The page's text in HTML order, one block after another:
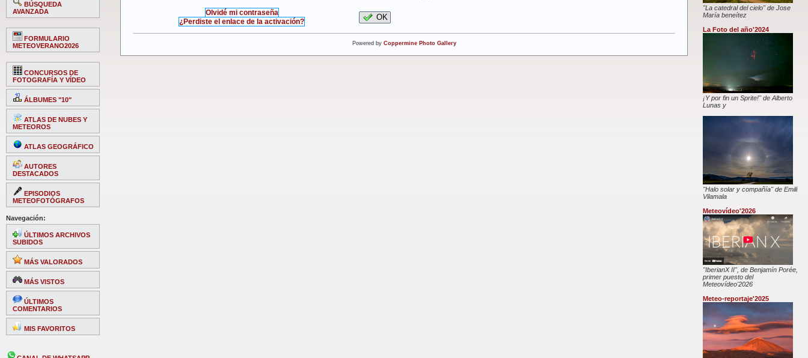
BÚSQUEDA
AVANZADA
FORMULARIO
METEOVERANO2026
CONCURSOS DE
FOTOGRAFÍA Y VÍDEO
ÁLBUMES "10"
ATLAS DE NUBES Y
METEOROS
ATLAS GEOGRÁFICO
AUTORES
DESTACADOS
EPISODIOS
METEOFOTÓGRAFOS
Navegación:
ÚLTIMOS ARCHIVOS
SUBIDOS
MÁS VALORADOS
MÁS VISTOS
ÚLTIMOS
COMENTARIOS
MIS FAVORITOS
"La catedral del cielo" de Jose
María beneítez
La Foto del año'2024
¡Y por fin un Sprite!" de Alberto
Lunas y
"Halo solar y compañía" de Emili
Vilamala
Meteovídeo'2026
"IberianX II", de Benjamín Porée,
primer puesto del
Meteovídeo'2026
Meteo-reportaje'2025
Olvidé mi contraseña
¿Perdiste el enlace de la activación?
OK
Powered by Coppermine Photo Gallery